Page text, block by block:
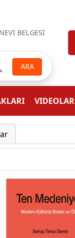
BELGESİ
ARA
VIDEOLAR